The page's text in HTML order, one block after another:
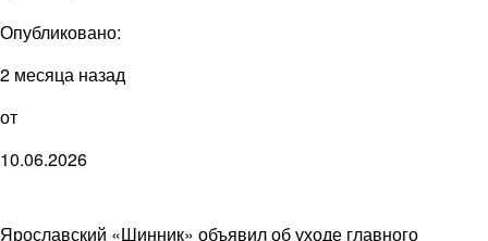
Опубликовано:
2 месяца назад
от
10.06.2026
Ярославский «Шинник» объявил об уходе главного